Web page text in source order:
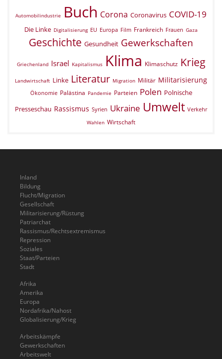
Automobilindustrie Buch Corona Coronavirus COVID-19
Die Linke Digitalisierung EU Europa Film Frankreich Frauen Gaza
Geschichte Gesundheit Gewerkschaften
Griechenland Israel Kapitalismus Klima Klimaschutz Krieg
Landwirtschaft Linke Literatur Migration Militär Militarisierung
Ökonomie Palästina Pandemie Parteien Polen Polnische
Presseschau Rassismus Syrien Ukraine Umwelt Verkehr
Wahlen Wirtschaft
Inland
Bildung
Flucht/Migration
Gesellschaft
Militarisierung/Rüstung
Patriarchat
Rassismus/Rechtsextremismus
Repression
Soziales
Staat/Parteien
Stadt
Afrika
Amerika
Europa
Nordafrika/Nahost
Globalisierung/Krieg
Arbeitskämpfe
Gewerkschaften
Arbeitswelt